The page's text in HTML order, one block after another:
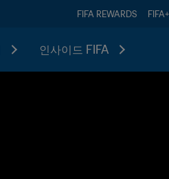
FIFA REWARDS FIFA+
인사이드 FIFA